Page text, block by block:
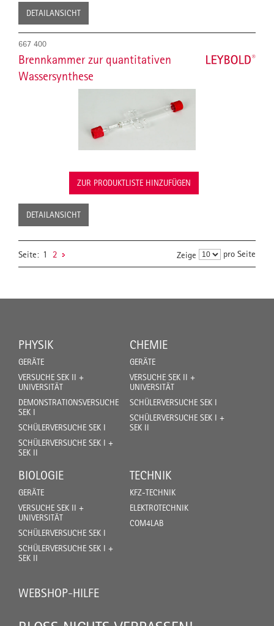
DETAILANSICHT
667 400
Brennkammer zur quantitativen
Wassersynthese
ZUR PRODUKTLISTE HINZUFÜGEN
DETAILANSICHT
Seite: 1 2 Zeige pro Seite
PHYSIK
GERÄTE
VERSUCHE SEK II +
UNIVERSITÄT
DEMONSTRATIONSVERSUCHE
SEK I
SCHÜLERVERSUCHE SEK I
SCHÜLERVERSUCHE SEK I +
SEK II
CHEMIE
GERÄTE
VERSUCHE SEK II +
UNIVERSITÄT
SCHÜLERVERSUCHE SEK I
SCHÜLERVERSUCHE SEK I +
SEK II
BIOLOGIE
GERÄTE
VERSUCHE SEK II +
UNIVERSITÄT
SCHÜLERVERSUCHE SEK I
SCHÜLERVERSUCHE SEK I +
SEK II
TECHNIK
KFZ-TECHNIK
ELEKTROTECHNIK
COM4LAB
WEBSHOP-HILFE